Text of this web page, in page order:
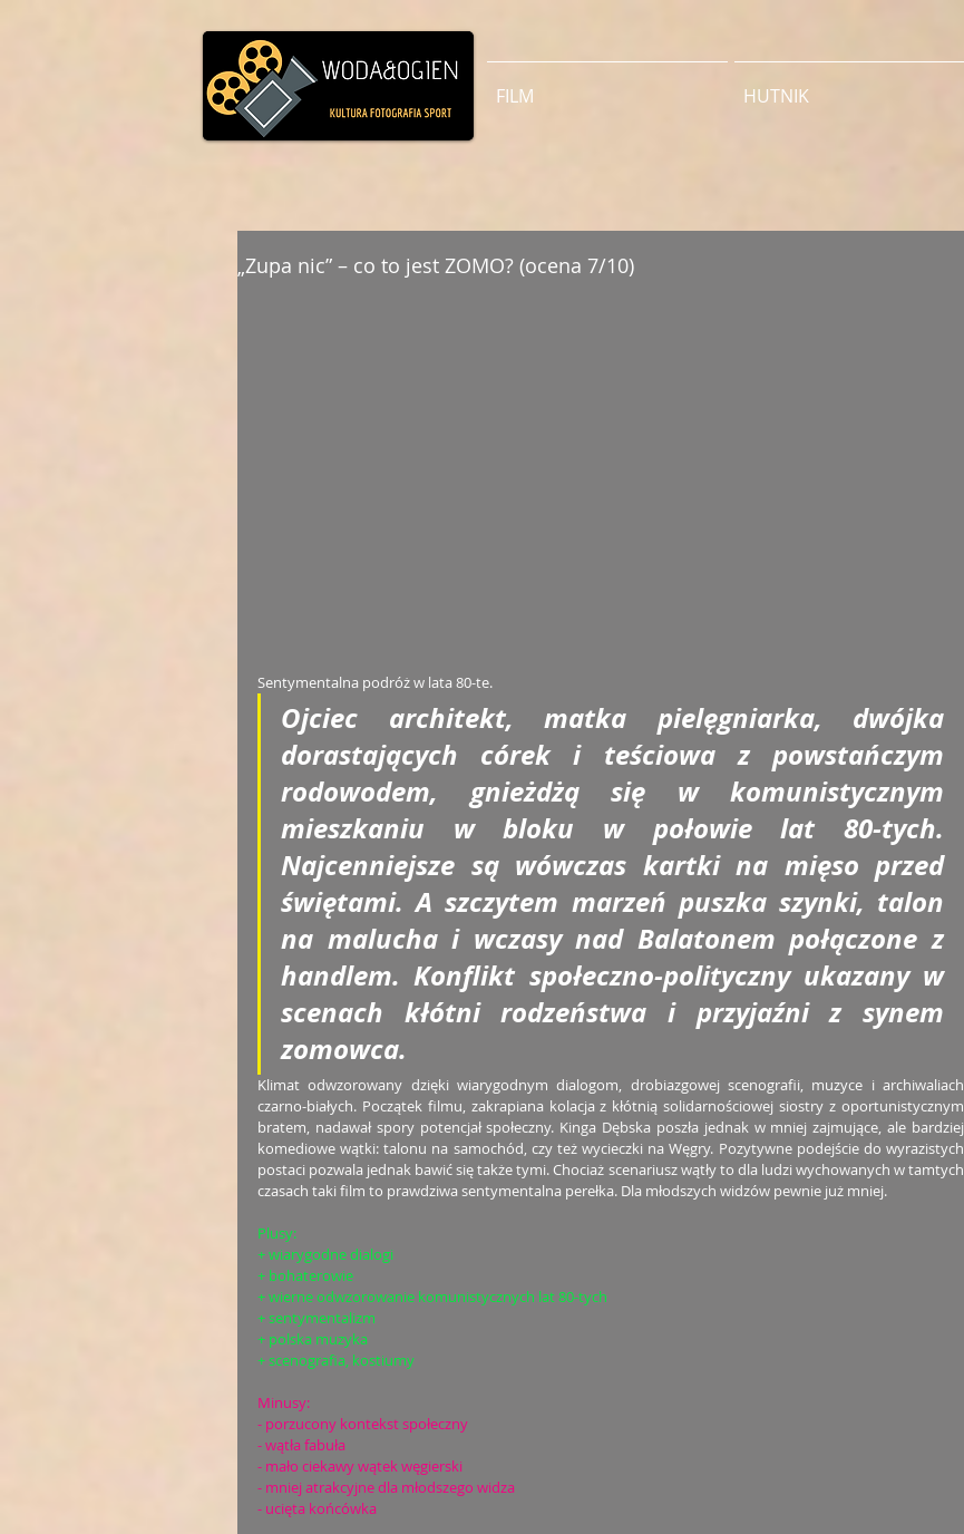
FILM HUTNIK
„Zupa nic” – co to jest ZOMO? (ocena 7/10)
Sentymentalna podróż w lata 80-te.
Ojciec architekt, matka pielęgniarka, dwójka
dorastających córek i teściowa z powstańczym
rodowodem, gnieżdżą się w komunistycznym
mieszkaniu w bloku w połowie lat 80-tych.
Najcenniejsze są wówczas kartki na mięso przed
świętami. A szczytem marzeń puszka szynki, talon
na malucha i wczasy nad Balatonem połączone z
handlem. Konflikt społeczno-polityczny ukazany w
scenach kłótni rodzeństwa i przyjaźni z synem
zomowca.
Klimat odwzorowany dzięki wiarygodnym dialogom, drobiazgowej scenografii, muzyce i archiwaliach
czarno-białych. Początek filmu, zakrapiana kolacja z kłótnią solidarnościowej siostry z oportunistycznym
bratem, nadawał spory potencjał społeczny. Kinga Dębska poszła jednak w mniej zajmujące, ale bardziej
komediowe wątki: talonu na samochód, czy też wycieczki na Węgry. Pozytywne podejście do wyrazistych
postaci pozwala jednak bawić się także tymi. Chociaż scenariusz wątły to dla ludzi wychowanych w tamtych
czasach taki film to prawdziwa sentymentalna perełka. Dla młodszych widzów pewnie już mniej.
Plusy:
+ wiarygodne dialogi
+ bohaterowie
+ wierne odwzorowanie komunistycznych lat 80-tych
+ sentymentalizm
+ polska muzyka
+ scenografia, kostiumy
Minusy:
- porzucony kontekst społeczny
- wątła fabuła
- mało ciekawy wątek węgierski
- mniej atrakcyjne dla młodszego widza
- ucięta końcówka